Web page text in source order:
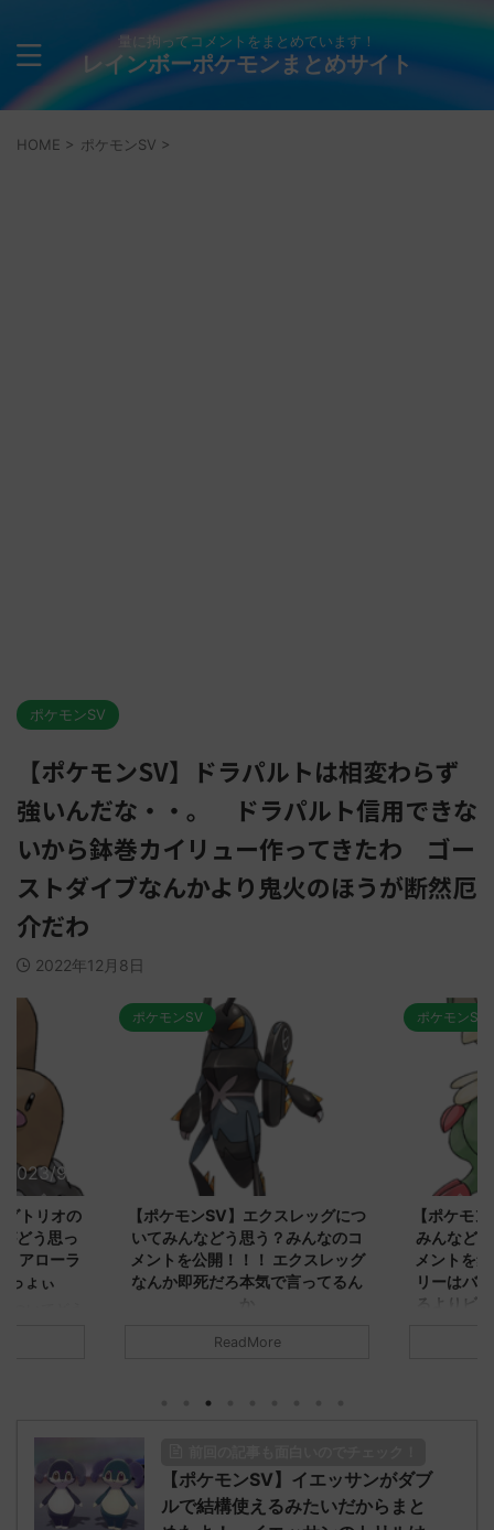
量に拘ってコメントをまとめています！
レインボーポケモンまとめサイト
HOME > ポケモンSV >
ポケモンSV
【ポケモンSV】ドラパルトは相変わらず
強いんだな・・。 ドラパルト信用できな
いから鉢巻カイリュー作ってきたわ ゴー
ストダイブなんかより鬼火のほうが断然厄
介だわ
2022年12月8日
2023/9/8
トリオの
どう思っ
アローラ
っょぃ
ただダグト
れたウミト
ポケモンSV
【ポケモンSV】エクスレッグにつ
いてみんなどう思う？みんなのコ
メントを公開！！！ エクスレッグ
なんか即死だろ本気で言ってるん
か
う思ってる？ 初めの記事 元のス
2023/06/28(水)
01:07:00.69ID:oUI00NrJ0 エクスレ
ッグヘルムかっこいいから助かる 名
無しさん0971 0971 名無しさん、君に
ReadMore
ポケモンSV
【ポケモ
みんなど
メントを
リーはバ
るよりビ
2023/06/
え忘れたガ
【ポケモンSV】イエッサンがダブ
ルで結構使えるみたいだからまと